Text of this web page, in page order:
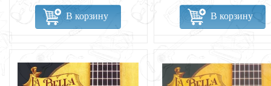
В корзину В корзину